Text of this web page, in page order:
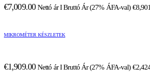
€7,009.00 Nettó ár I Bruttó Ár (27% ÁFA-val)€
MIKROMÉTER KÉSZLETEK
€1,909.00 Nettó ár I Bruttó Ár (27% ÁFA-val)€